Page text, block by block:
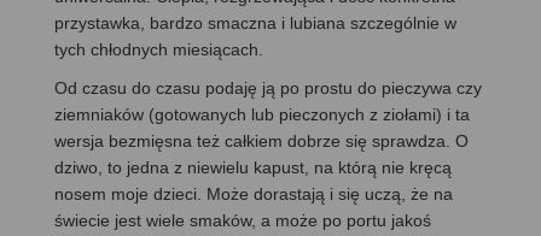
przystawka, bardzo smaczna i lubiana szczególnie w
tych chłodnych miesiącach.
Od czasu do czasu podaję ją po prostu do pieczywa czy
ziemniaków (gotowanych lub pieczonych z ziołami) i ta
wersja bezmięsna też całkiem dobrze się sprawdza. O
dziwo, to jedna z niewielu kapust, na którą nie kręcą
nosem moje dzieci. Może dorastają i się uczą, że na
świecie jest wiele smaków, a może po portu jakoś